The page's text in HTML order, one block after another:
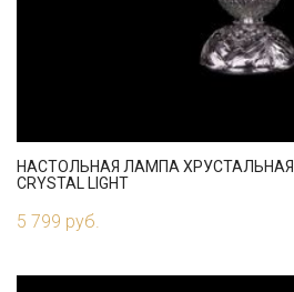
НАСТОЛЬНАЯ ЛАМПА ХРУСТАЛЬНАЯ
CRYSTAL LIGHT
5 799 руб.